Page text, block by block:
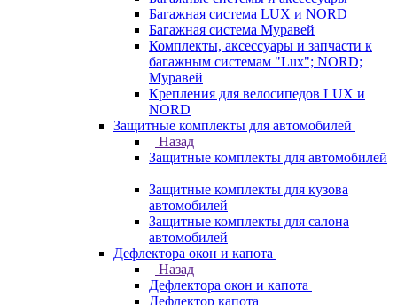
Багажная система LUX и NORD
Багажная система Муравей
Комплекты, аксессуары и запчасти к
багажным системам "Lux"; NORD;
Муравей
Крепления для велосипедов LUX и
NORD
Защитные комплекты для автомобилей
Назад
Защитные комплекты для автомобилей
Защитные комплекты для кузова
автомобилей
Защитные комплекты для салона
автомобилей
Дефлектора окон и капота
Назад
Дефлектора окон и капота
Дефлектор капота